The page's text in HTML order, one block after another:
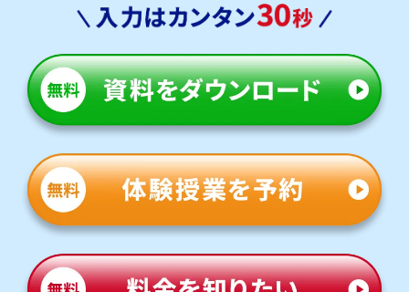
苦手科目克服コース
定期テスト対策コース
苦手科目克服コース
千葉明徳中学校
千葉明徳中学校定期テスト対策コース
英検®3級・準2級対策コース
苦手科目克服コース
他にも以下の学校に対応しています
《公立一貫校》
◇市立稲毛国際中等教育学校